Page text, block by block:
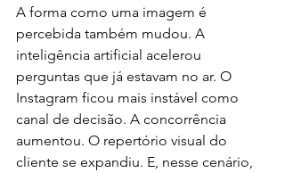
A forma como uma imagem é
percebida também mudou. A
inteligência artificial acelerou
perguntas que já estavam no ar. O
Instagram ficou mais instável como
canal de decisão. A concorrência
aumentou. O repertório visual do
cliente se expandiu. E, nesse cenário,